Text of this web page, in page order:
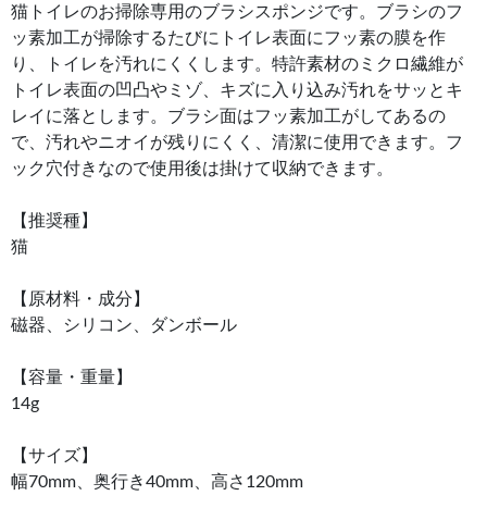
猫トイレのお掃除専用のブラシスポンジです。ブラシのフ
ッ素加工が掃除するたびにトイレ表面にフッ素の膜を作
り、トイレを汚れにくくします。特許素材のミクロ繊維が
トイレ表面の凹凸やミゾ、キズに入り込み汚れをサッとキ
レイに落とします。ブラシ面はフッ素加工がしてあるの
で、汚れやニオイが残りにくく、清潔に使用できます。フ
ック穴付きなので使用後は掛けて収納できます。
【推奨種】
猫
【原材料・成分】
磁器、シリコン、ダンボール
【容量・重量】
14g
【サイズ】
幅70mm、奥行き40mm、高さ120mm